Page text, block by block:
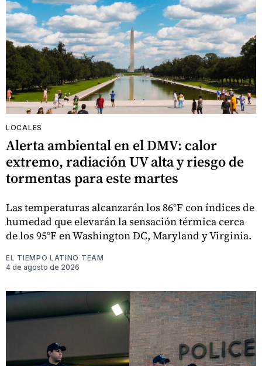
LOCALES
Alerta ambiental en el DMV: calor
extremo, radiación UV alta y riesgo de
tormentas para este martes
Las temperaturas alcanzarán los 86°F con índices de
humedad que elevarán la sensación térmica cerca
de los 95°F en Washington DC, Maryland y Virginia.
EL TIEMPO LATINO TEAM
4 de agosto de 2026